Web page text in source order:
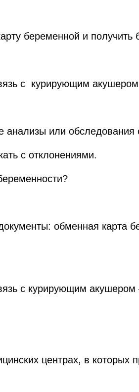
беременной и получить
с курирующим акушером
анализы или
с отклонениями.
обменная карта
с курирующим акушером
центрах, в которых